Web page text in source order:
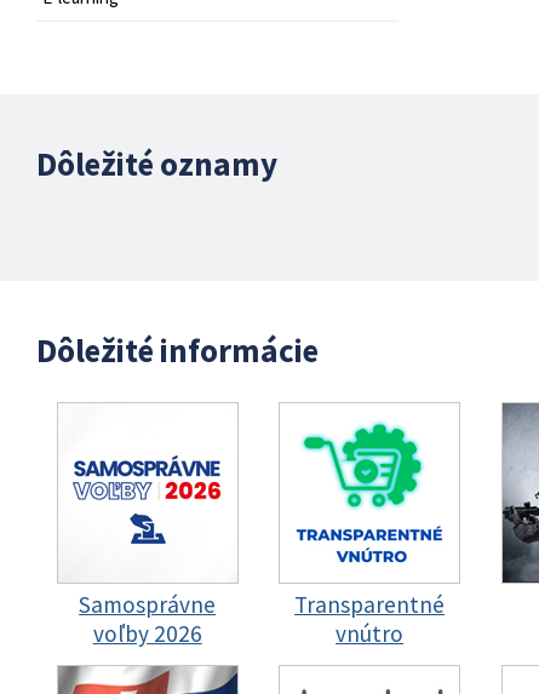
Dôležité oznamy
Dôležité informácie
Samosprávne
voľby 2026
Transparentné
vnútro